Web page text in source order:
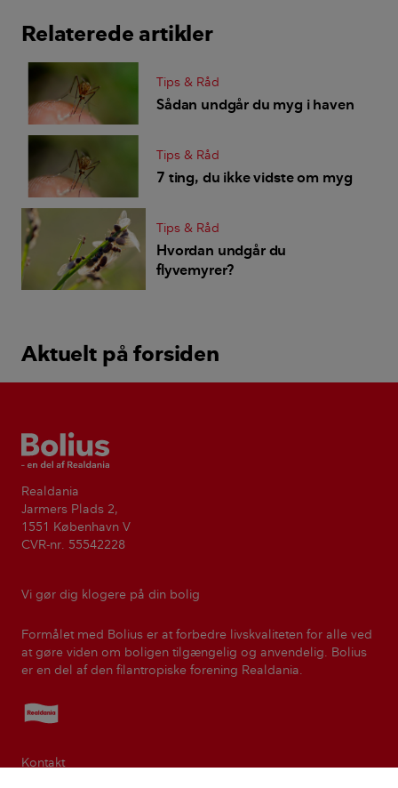
Relaterede artikler
Tips & Råd
Sådan undgår du myg i haven
Tips & Råd
7 ting, du ikke vidste om myg
Tips & Råd
Hvordan undgår du
flyvemyrer?
Aktuelt på forsiden
Bolius
Realdania
Jarmers Plads 2,
1551 København V
CVR-nr. 55542228
Vi gør dig klogere på din bolig
Formålet med Bolius er at forbedre livskvaliteten for alle ved
at gøre viden om boligen tilgængelig og anvendelig. Bolius
er en del af den filantropiske forening Realdania.
Realdania
Kontakt